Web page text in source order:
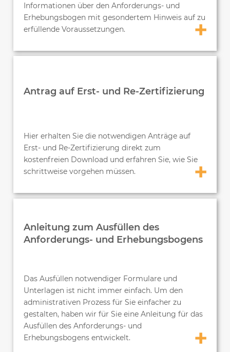
Informationen über den Anforderungs- und
Erhebungsbogen mit gesondertem Hinweis auf zu
erfüllende Voraussetzungen.
Antrag auf Erst- und Re-Zertifizierung
Hier erhalten Sie die notwendigen Anträge auf
Erst- und Re-Zertifizierung direkt zum
kostenfreien Download und erfahren Sie, wie Sie
schrittweise vorgehen müssen.
Anleitung zum Ausfüllen des
Anforderungs- und Erhebungsbogens
Das Ausfüllen notwendiger Formulare und
Unterlagen ist nicht immer einfach. Um den
administrativen Prozess für Sie einfacher zu
gestalten, haben wir für Sie eine Anleitung für das
Ausfüllen des Anforderungs- und
Erhebungsbogens entwickelt.